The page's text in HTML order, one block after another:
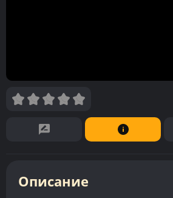
Описание